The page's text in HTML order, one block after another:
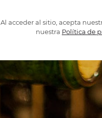
Al acceder al sitio, acepta
nuestra Política de